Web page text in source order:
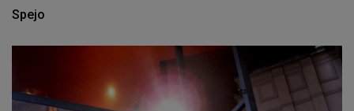
Spejo